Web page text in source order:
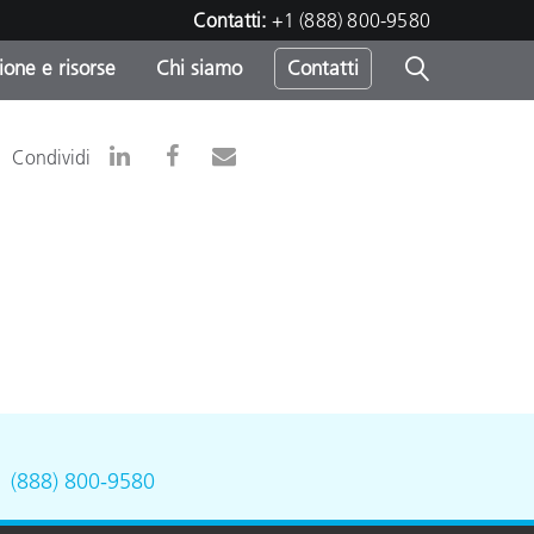
Contatti: +1 (888) 800-9580
e risorse Chi siamo Contatti
Condividi
(888) 800-9580